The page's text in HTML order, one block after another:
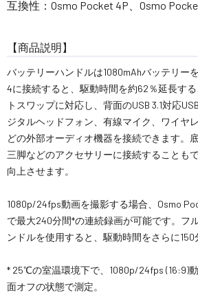
互換性：Osmo Pocket 4P、Osmo
【商品説明】
バッテリーハンドルは1080mAhバッテリー
4に接続すると、駆動時間を約62％延長す
トスワップに対応し、背面のUSB 3.1対応
ジタルヘッドフォン、有線マイク、ワイヤ
どの外部オーディオ機器を接続できます。
三脚などのアクセサリーに接続することも
向上させます。
1080p/24fps動画を撮影する場合、Osmo
で最大240分間*の連続録画が可能です。フ
ンドルを使用すると、駆動時間をさらに150
* 25℃の室温環境下で、1080p/24fps (16:9)
面オフの状態で測定。